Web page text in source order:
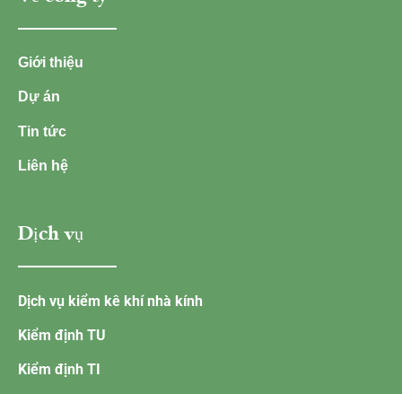
Giới thiệu
Dự án
Tin tức
Liên hệ
Dịch vụ
Dịch vụ kiểm kê khí nhà kính
Kiểm định TU
Kiểm định TI